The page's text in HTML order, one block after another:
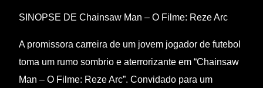
SINOPSE DE Chainsaw Man – O Filme: Reze Arc
A promissora carreira de um jovem jogador de futebol
toma um rumo sombrio e aterrorizante em “Chainsaw
Man – O Filme: Reze Arc”. Convidado para um